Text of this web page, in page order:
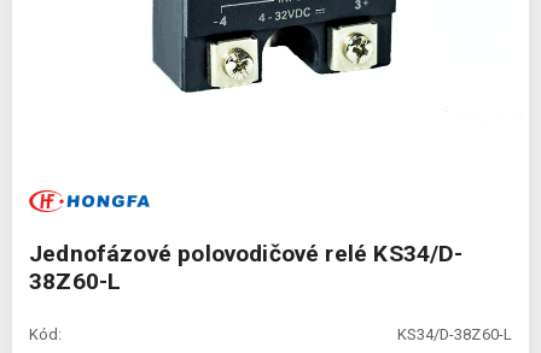
Jednofázové polovodičové relé KS34/D-
38Z60-L
Kód: KS34/D-38Z60-L